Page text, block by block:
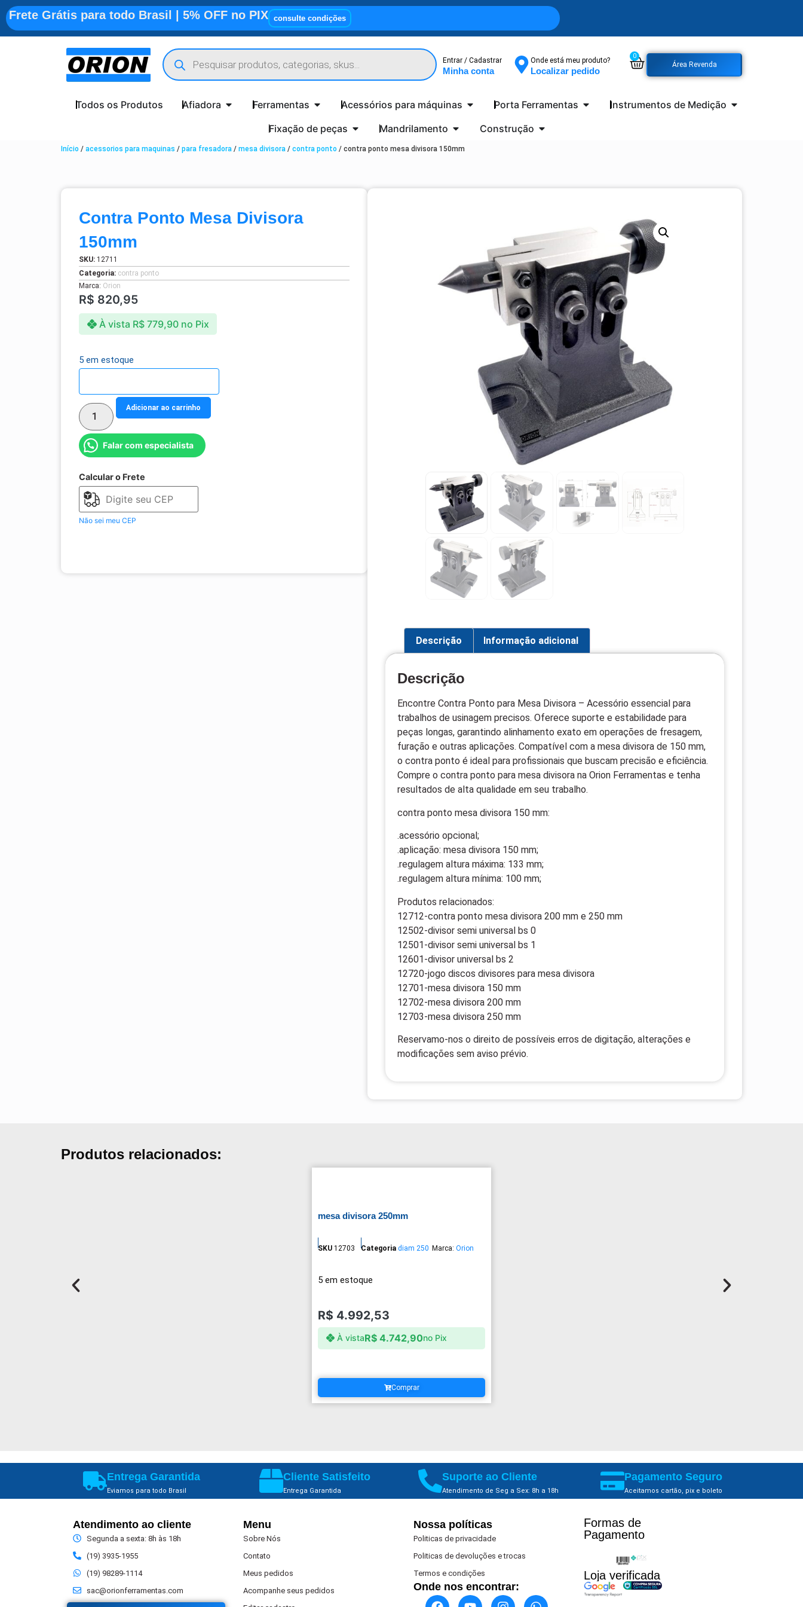
Frete Grátis para todo Brasil | 5% OFF no PIX consulte condições
Entrar / Cadastrar
Minha conta
Onde está meu produto?
Localizar pedido
0
Área Revenda
Todos os Produtos Afiadora Ferramentas Acessórios para máquinas Porta Ferramentas
Instrumentos de Medição
Fixação de peças
Mandrilamento Construção
Início / acessorios para maquinas / para fresadora / mesa divisora / contra ponto / contra ponto mesa divisora 150mm
Contra Ponto Mesa Divisora
150mm
SKU: 12711
Categoria: contra ponto
Marca: Orion
R$ 820,95
À vista R$779,90 no Pix
5 em estoque
Adicionar ao carrinho
Falar com especialista
Calcular o Frete
Não sei meu CEP
Descrição Informação adicional
Descrição
Encontre Contra Ponto para Mesa Divisora – Acessório essencial para
trabalhos de usinagem precisos. Oferece suporte e estabilidade para
peças longas, garantindo alinhamento exato em operações de fresagem,
furação e outras aplicações. Compatível com a mesa divisora de 150 mm,
o contra ponto é ideal para profissionais que buscam precisão e eficiência.
Compre o contra ponto para mesa divisora na Orion Ferramentas e tenha
resultados de alta qualidade em seu trabalho.
contra ponto mesa divisora 150 mm:
.acessório opcional;
.aplicação: mesa divisora 150 mm;
.regulagem altura máxima: 133 mm;
.regulagem altura mínima: 100 mm;
Produtos relacionados:
12712-contra ponto mesa divisora 200 mm e 250 mm
12502-divisor semi universal bs 0
12501-divisor semi universal bs 1
12601-divisor universal bs 2
12720-jogo discos divisores para mesa divisora
12701-mesa divisora 150 mm
12702-mesa divisora 200 mm
12703-mesa divisora 250 mm
Reservamo-nos o direito de possíveis erros de digitação, alterações e
modificações sem aviso prévio.
Produtos relacionados:
mesa divisora 250mm
SKU 12703 Categoria diam 250 Marca: Orion
5 em estoque
R$ 4.992,53
À vistaR$4.742,90no Pix
Comprar
Entrega Garantida
Eviamos para todo Brasil
Cliente Satisfeito
Entrega Garantida
Suporte ao Cliente
Atendimento de Seg a Sex: 8h a 18h
Pagamento Seguro
Aceitamos cartão, pix e boleto
Atendimento ao cliente
Segunda a sexta: 8h às 18h
(19) 3935-1955
(19) 98289-1114
sac@orionferramentas.com
Menu
Sobre Nós
Contato
Meus pedidos
Acompanhe seus pedidos
Nossa políticas
Politicas de privacidade
Politicas de devoluções e trocas
Termos e condições
Onde nos encontrar:
Formas de
Pagamento​
Loja verificada